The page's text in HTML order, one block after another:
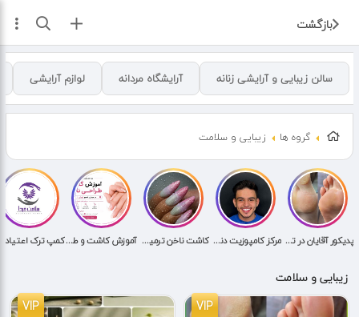
بازگشت ثبت آگهی
سالن زیبایی و آرایشی زنانه آرایشگاه مردانه لوازم آرایشی
گروه ها زیبایی و سلامت
پدیکور آقایان در تهران مرکز کامپوزیت دندان کرج ماهانا کاشت ناخن ترمیم ناخن ناخنکار لمینت ژلیش ناخن اجاره دار نامجو آموزش کاشت و طراحی ناخن در میدان نامجو تهران | منطقه ۷
زیبایی و سلامت
VIP
VIP